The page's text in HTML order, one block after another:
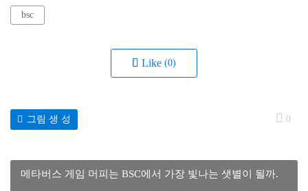
bsc
Like (0)
0
그림 생 성
메타버스 게임 머피는 BSC에서 가장 빛나는 샛별이 될까.